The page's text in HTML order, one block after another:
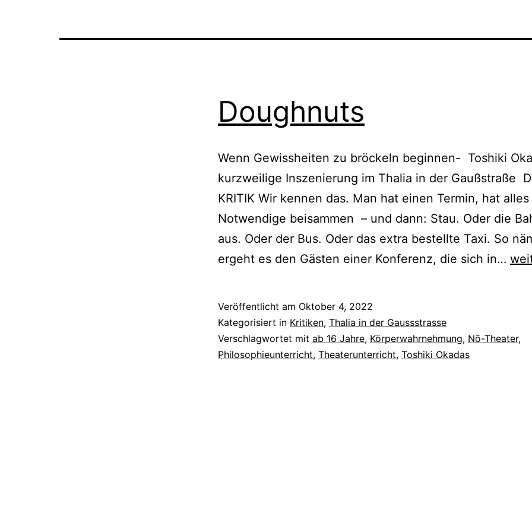
Doughnuts
Wenn Gewissheiten zu bröckeln beginnen- Toshiki
kurzweilige Inszenierung im Thalia in der Gaußstraße
KRITIK Wir kennen das. Man hat einen Termin, hat alles
Notwendige beisammen – und dann: Stau. Oder die
aus. Oder der Bus. Oder das extra bestellte Taxi. So
ergeht es den Gästen einer Konferenz, die sich in…
Veröffentlicht am Oktober 4, 2022
Kategorisiert in Kritiken, Thalia in der Gaussstrasse
Verschlagwortet mit ab 16 Jahre, Körperwahrnehmung, Nō-Theater,
Philosophieunterricht, Theaterunterricht, Toshiki Okadas